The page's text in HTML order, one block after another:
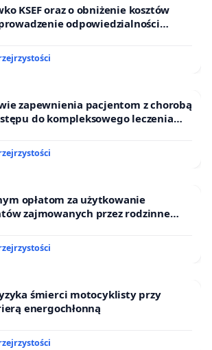
KSEF oraz o obniżenie kosztów
odpowiedzialności
urzędników i sędziów
zapewnienia pacjentom z chorobą
do kompleksowego leczenia
profilaktycznych.
opłatom za użytkowanie
zajmowanych przez rodzinne
śmierci motocyklisty przy
energochłonną